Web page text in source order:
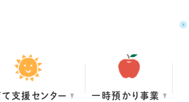
支援センター 一時預かり事業